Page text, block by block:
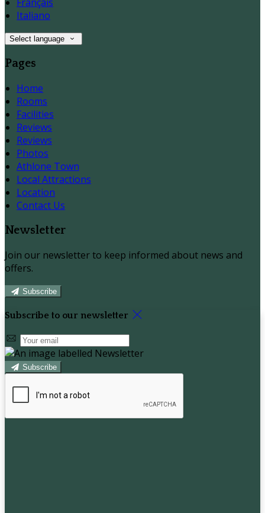
Italiano
Select language
Pages
Home
Rooms
Facilities
Reviews
Reviews
Photos
Athlone Town
Local Attractions
Location
Contact Us
Newsletter
Join our newsletter to keep informed about news and
offers.
Subscribe
Subscribe to our newsletter
Subscribe